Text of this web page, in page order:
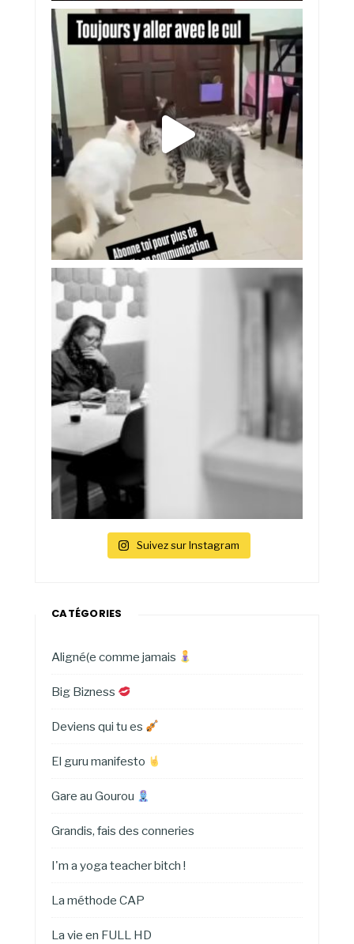
Suivez sur Instagram
CATÉGORIES
Aligné(e comme jamais
Big Bizness
Deviens qui tu es
El guru manifesto
Gare au Gourou
Grandis, fais des conneries
I'm a yoga teacher bitch !
La méthode CAP
La vie en FULL HD